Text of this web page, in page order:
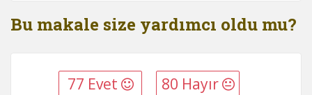
Bu makale size yardımcı oldu mu?
77 Evet 80 Hayır